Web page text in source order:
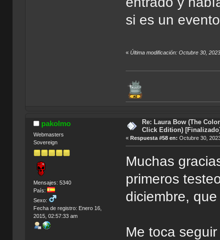
si es un
«Última modificación: Octubre 30,
pakolmo
Webmasters
Sovereign
Mensajes: 5340
País:
Sexo:
Fecha de registro: Enero 16,
2015, 02:57:33 am
Re: Laura Bow (The
Click Edition)
«Respuesta #58 en: Octubre 30,
Muchas
primeros
diciembre,
Me toca